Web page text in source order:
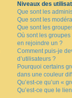
Niveaux des
Que sont les
Que sont les
Que sont les
Où sont les
en rejoindre un ?
Comment puis-je
d’utilisateurs ?
Pourquoi certains
dans une couleur
Qu’est-ce qu’un «
Qu’est-ce que le